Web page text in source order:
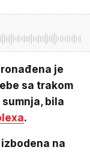
je
sa trakom
bila
.
na